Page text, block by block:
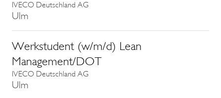
IVECO Deutschland AG
Ulm
Werkstudent (w/m/d) Lean
Management/DOT
IVECO Deutschland AG
Ulm